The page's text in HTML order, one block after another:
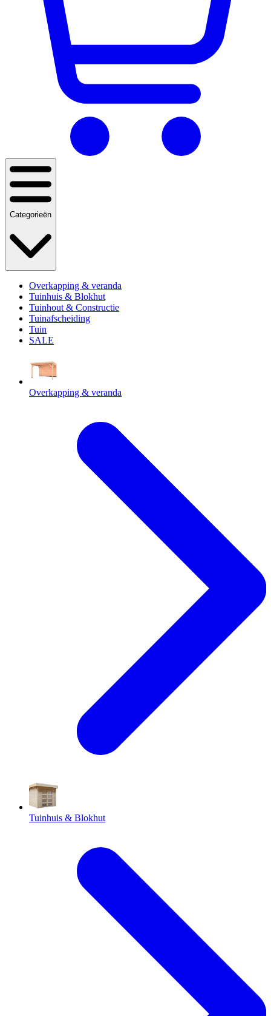
Categorieën
Overkapping & veranda
Tuinhuis & Blokhut
Tuinhout & Constructie
Tuinafscheiding
Tuin
SALE
Overkapping & veranda
Tuinhuis & Blokhut